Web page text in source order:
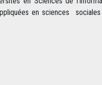
en sciences